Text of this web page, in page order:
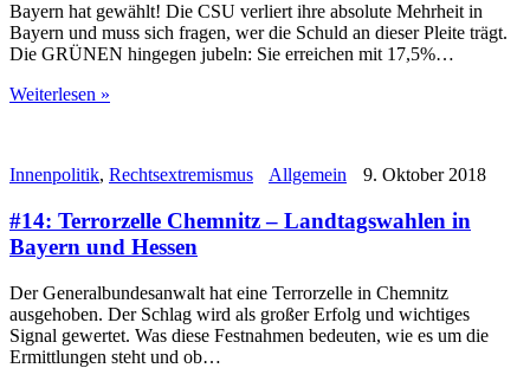
Bayern hat gewählt! Die CSU verliert ihre absolute Mehrheit in
Bayern und muss sich fragen, wer die Schuld an dieser Pleite trägt.
Die GRÜNEN hingegen jubeln: Sie erreichen mit 17,5%…
Weiterlesen »
Innenpolitik, Rechtsextremismus Allgemein 9. Oktober 2018
#14: Terrorzelle Chemnitz – Landtagswahlen in
Bayern und Hessen
Der Generalbundesanwalt hat eine Terrorzelle in Chemnitz
ausgehoben. Der Schlag wird als großer Erfolg und wichtiges
Signal gewertet. Was diese Festnahmen bedeuten, wie es um die
Ermittlungen steht und ob…